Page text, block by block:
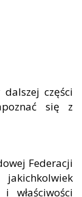
części
się z
Federacji
jakichkolwiek
właściwości